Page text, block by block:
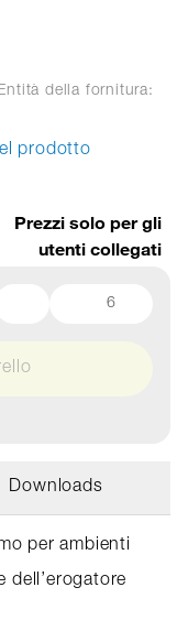
della fornitura:
prodotto
Prezzi solo per gli
utenti collegati
6
Downloads
per ambienti
dell’erogatore